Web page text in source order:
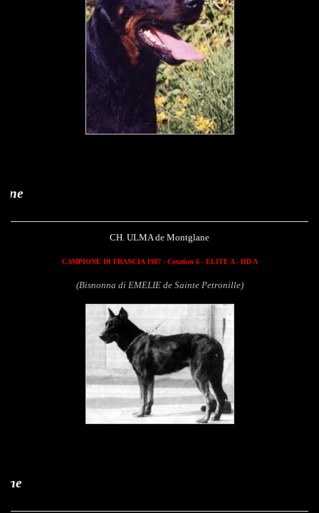
CH. ULMA de Montglane
CAMPIONE DI FRANCIA 1987 - Cotation 6 - ELITE A - HD A
(Bisnonna di EMELIE de Sainte Petronille)